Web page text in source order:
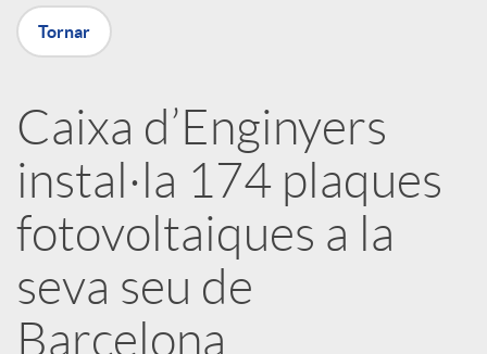
X
a
r
x
e
Tornar
Caixa d’Enginyers
instal·la 174 plaques
fotovoltaiques a la
seva seu de
Barcelona